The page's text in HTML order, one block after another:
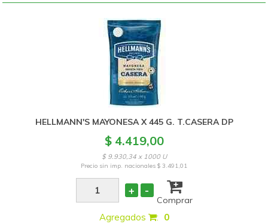
HELLMANN'S MAYONESA X 445 G. T.CASERA DP
$ 4.419,00
$ 9.930,34 x 1000 U
Precio sin imp. nacionales$ 3.491,01
+ -
Comprar
Agregados : 0